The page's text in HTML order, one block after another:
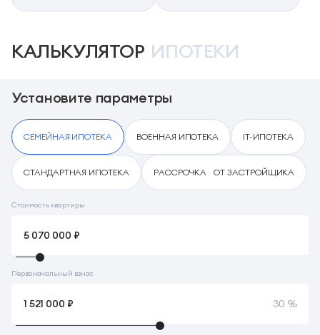
КАЛЬКУЛЯТОР ИПОТЕКИ
Установите параметры
СЕМЕЙНАЯ ИПОТЕКА ВОЕННАЯ ИПОТЕКА IT-ИПОТЕКА
СТАНДАРТНАЯ ИПОТЕКА РАССРОЧКА ОТ ЗАСТРОЙЩИКА
Стоимость квартиры
Первоначальный взнос
30 %